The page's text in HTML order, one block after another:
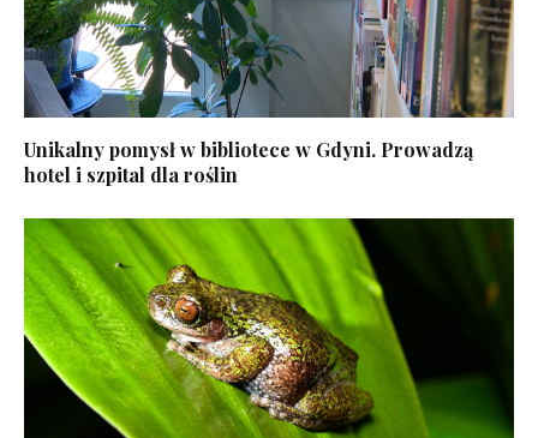
Unikalny pomysł w bibliotece w Gdyni. Prowadzą
hotel i szpital dla roślin